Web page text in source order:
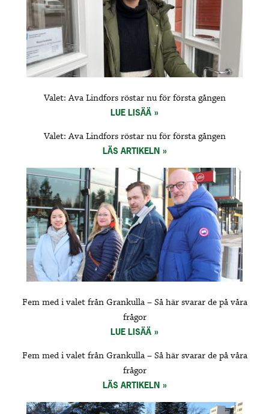
Valet: Ava Lindfors röstar nu för första gången
LUE LISÄÄ
Valet: Ava Lindfors röstar nu för första gången
LÄS ARTIKELN
Fem med i valet från Grankulla – Så här svarar de på våra
frågor
LUE LISÄÄ
Fem med i valet från Grankulla – Så här svarar de på våra
frågor
LÄS ARTIKELN